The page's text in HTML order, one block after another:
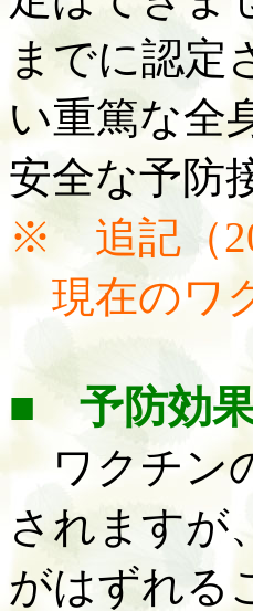
までに認定
い重篤な全
安全な予防
※ 追記（
現在のワ
■ 予防効果
ワクチン
されますが
がはずれる